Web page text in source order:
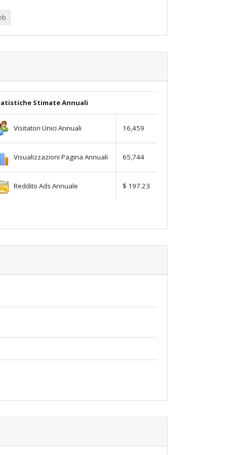
Stimate Annuali
Visitatori Unici Annuali 16,459
Visualizzazioni Pagina Annuali 65,744
Reddito Ads Annuale $ 197.23